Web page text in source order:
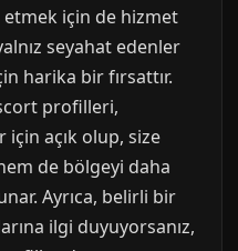
için de hizmet
seyahat edenler
harika bir fırsattır.
profilleri,
açık olup, size
de bölgeyi daha
Ayrıca, belirli bir
ilgi duyuyorsanız,